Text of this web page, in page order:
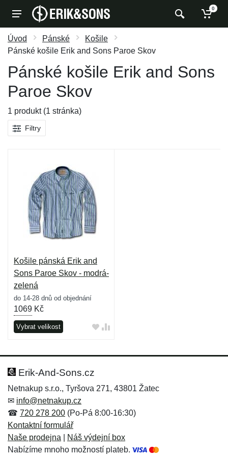
0
Úvod Pánské
Košile
Pánské košile Erik and Sons Paroe Skov
Pánské košile Erik and Sons
Paroe Skov
1 produkt (1 stránka)
Filtry
Košile pánská Erik and
Sons Paroe Skov - modrá-
zelená
do 14-28 dnů od objednání
1069 Kč
Vybrat velikost
Erik-And-Sons.cz
Netnakup s.r.o., Tyršova 271, 43801 Žatec
✉ info@netnakup.cz
☎ 720 278 200 (Po-Pá 8:00-16:30)
Kontaktní formulář
Naše prodejna
Náš výdejní box
Nabízíme mnoho možností plateb.